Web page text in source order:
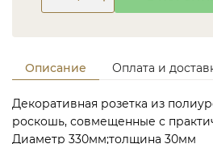
Описание Оплата и
Декоративная розетка из
роскошь, совмещенные с
Диаметр 330мм;толщина 30мм